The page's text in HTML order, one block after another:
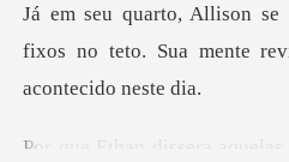
Sair
fixos no teto. Sua mente